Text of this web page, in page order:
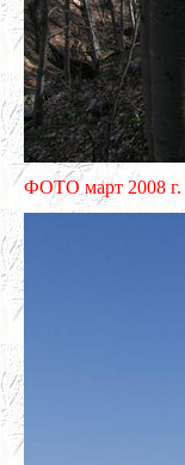
ФОТО март 2008 г.